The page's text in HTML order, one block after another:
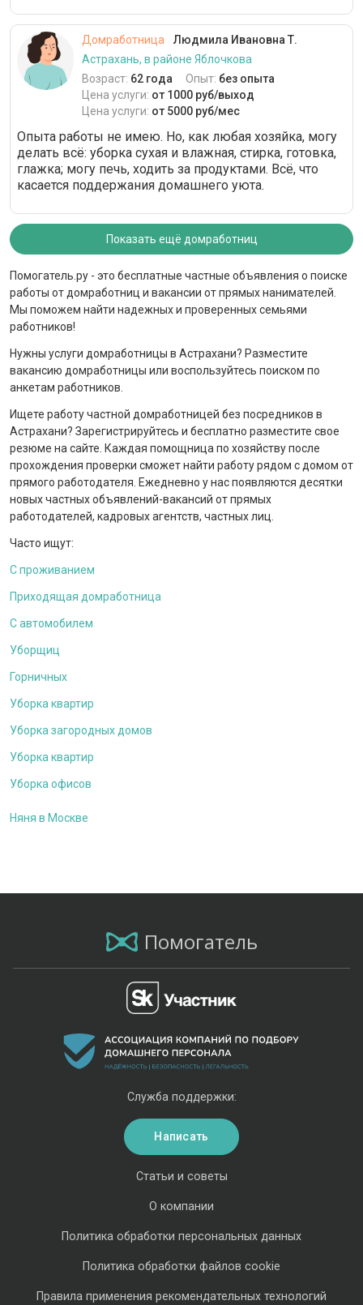
Домработница
Людмила Ивановна Т.
Астрахань, в районе Яблочкова
Возраст: 62 года Опыт: без опыта
Цена услуги: от 1000 руб/выход
Цена услуги: от 5000 руб/мес
Опыта работы не имею. Но, как любая хозяйка, могу
делать всё: уборка сухая и влажная, стирка, готовка,
глажка; могу печь, ходить за продуктами. Всё, что
касается поддержания домашнего уюта.
Показать ещё домработниц
Помогатель.ру - это бесплатные частные объявления о поиске
работы от домработниц и вакансии от прямых нанимателей.
Мы поможем найти надежных и проверенных семьями
работников!
Нужны услуги домработницы в Астрахани? Разместите
вакансию домработницы или воспользуйтесь поиском по
анкетам работников.
Ищете работу частной домработницей без посредников в
Астрахани? Зарегистрируйтесь и бесплатно разместите свое
резюме на сайте. Каждая помощница по хозяйству после
прохождения проверки сможет найти работу рядом с домом от
прямого работодателя. Ежедневно у нас появляются десятки
новых частных объявлений-вакансий от прямых
работодателей, кадровых агентств, частных лиц.
Часто ищут:
С проживанием
Приходящая домработница
С автомобилем
Уборщиц
Горничных
Уборка квартир
Уборка загородных домов
Уборка квартир
Уборка офисов
Няня в Москве
Помогатель
Статьи и советы
О компании
Политика обработки персональных данных
Политика обработки файлов cookie
Правила применения рекомендательных технологий
Служба поддержки:
Написать